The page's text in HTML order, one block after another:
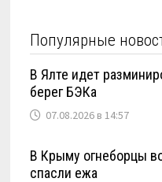
Популярные
В Ялте идет
берег БЭКа
07.08.2026 в 14:57
В Крыму огнеборцы
спасли ежа